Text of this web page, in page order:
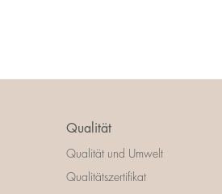
Qualität
Qualität und Umwelt
Qualitätszertifikat